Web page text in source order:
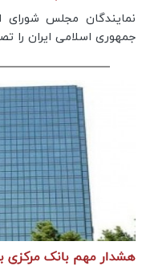
نمایندگان مجلس شورای
جمهوری اسلامی ایران را
هشدار مهم بانک مرکزی